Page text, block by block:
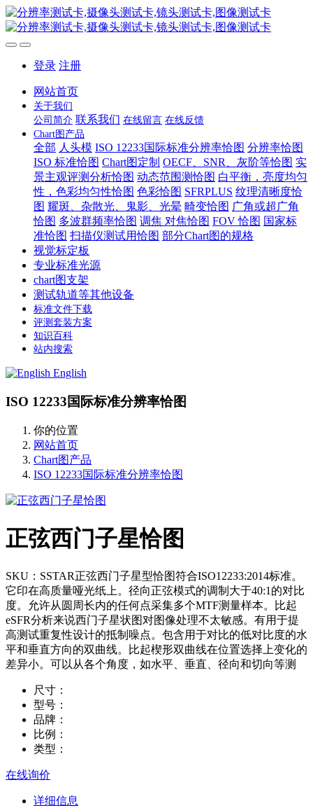
登录 注册
网站首页
关于我们
公司简介 联系我们 在线留言 在线反馈
Chart图产品
全部 人头模 ISO 12233国际标准分辨率恰图 分辨率恰图
ISO 标准恰图 Chart图定制 OECF、SNR、灰阶等恰图 实
景主观评测分析恰图 动态范围测恰图 白平衡，亮度均匀
性，色彩均匀性恰图 色彩恰图 SFRPLUS 纹理清晰度恰
图 耀斑、杂散光、鬼影、光晕 畸变恰图 广角或超广角
恰图 多波群频率恰图 调焦 对焦恰图 FOV 恰图 国家标
准恰图 扫描仪测试用恰图 部分Chart图的规格
视觉标定板
专业标准光源
chart图支架
测试轨道等其他设备
标准文件下载
评测套装方案
知识百科
站内搜索
English
ISO 12233国际标准分辨率恰图
你的位置
网站首页
Chart图产品
ISO 12233国际标准分辨率恰图
正弦西门子星恰图
SKU：SSTAR正弦西门子星型恰图符合ISO12233:2014标准。
它印在高质量哑光纸上。径向正弦模式的调制大于40:1的对比
度。允许从圆周长内的任何点采集多个MTF测量样本。比起
eSFR分析来说西门子星状图对图像处理不太敏感。有用于提
高测试重复性设计的抵制噪点。包含用于对比的低对比度的水
平和垂直方向的双曲线。比起楔形双曲线在位置选择上变化的
差异小。可以从各个角度，如水平、垂直、径向和切向等测
尺寸：
型号：
品牌：
比例：
类型：
在线询价
详细信息